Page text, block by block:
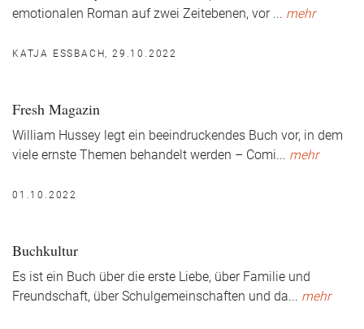
emotionalen Roman auf zwei Zeitebenen, vor ... mehr
KATJA ESSBACH, 29.10.2022
Fresh Magazin
William Hussey legt ein beeindruckendes Buch vor, in dem
viele ernste Themen behandelt werden – Comi... mehr
01.10.2022
Buchkultur
Es ist ein Buch über die erste Liebe, über Familie und
Freundschaft, über Schulgemeinschaften und da... mehr